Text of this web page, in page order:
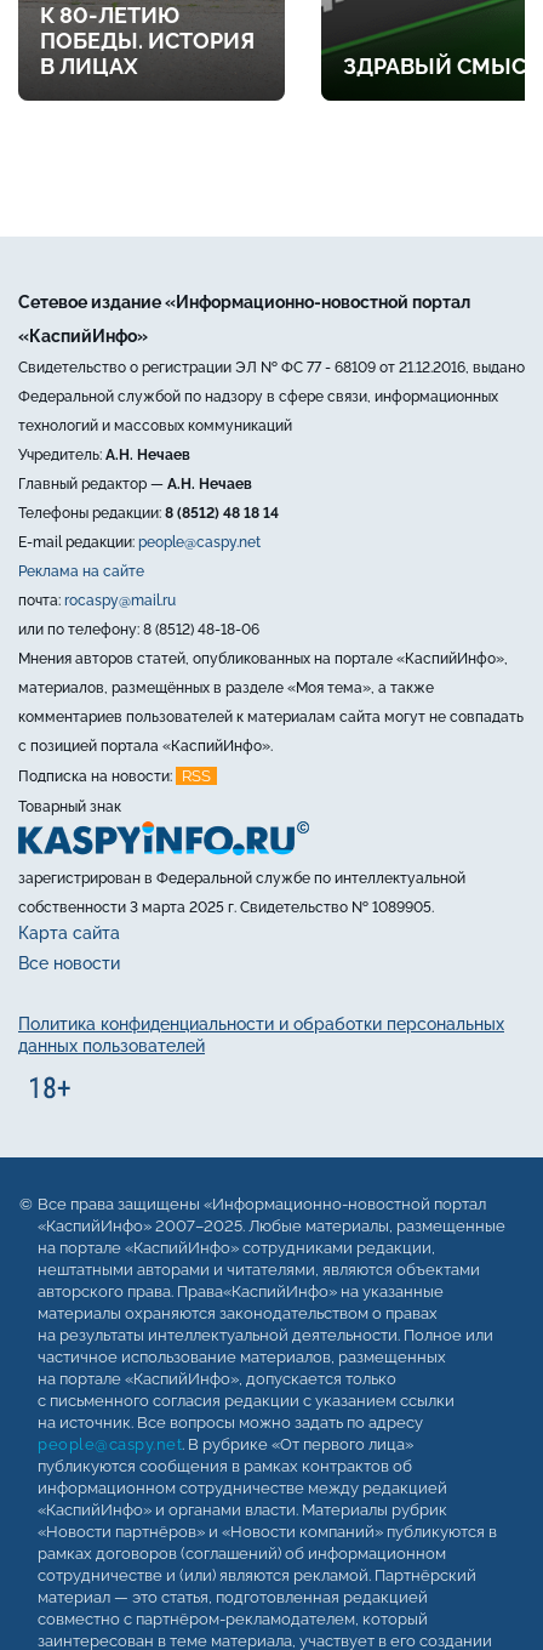
К 80-ЛЕТИЮ
ПОБЕДЫ. ИСТОРИЯ
В ЛИЦАХ
ЗДРАВЫЙ СМЫСЛ
Сетевое издание «Информационно-новостной портал
«КаспийИнфо»
Свидетельство о регистрации ЭЛ № ФС 77 - 68109 от 21.12.2016, выдано
Федеральной службой по надзору в сфере связи, информационных
технологий и массовых коммуникаций
Учредитель: А.Н. Нечаев
Главный редактор — А.Н. Нечаев
Телефоны редакции: 8 (8512) 48 18 14
E-mail редакции: people@caspy.net
Реклама на сайте
почта: rocaspy@mail.ru
или по телефону: 8 (8512) 48-18-06
Мнения авторов статей, опубликованных на портале «КаспийИнфо»,
материалов, размещённых в разделе «Моя тема», а также
комментариев пользователей к материалам сайта могут не совпадать
с позицией портала «КаспийИнфо».
Подписка на новости:
RSS
Товарный знак
зарегистрирован в Федеральной службе по интеллектуальной
собственности 3 марта 2025 г. Свидетельство № 1089905.
Карта сайта
Все новости
Политика конфиденциальности и обработки персональных
данных пользователей
Все права защищены «Информационно-новостной портал
«КаспийИнфо» 2007–2025. Любые материалы, размещенные
на портале «КаспийИнфо» сотрудниками редакции,
нештатными авторами и читателями, являются объектами
авторского права. Права«КаспийИнфо» на указанные
материалы охраняются законодательством о правах
на результаты интеллектуальной деятельности. Полное или
частичное использование материалов, размещенных
на портале «КаспийИнфо», допускается только
с письменного согласия редакции с указанием ссылки
на источник. Все вопросы можно задать по адресу
people@caspy.net. В рубрике «От первого лица»
публикуются сообщения в рамках контрактов об
информационном сотрудничестве между редакцией
«КаспийИнфо» и органами власти. Материалы рубрик
«Новости партнёров» и «Новости компаний» публикуются в
рамках договоров (соглашений) об информационном
сотрудничестве и (или) являются рекламой. Партнёрский
материал — это статья, подготовленная редакцией
совместно с партнёром-рекламодателем, который
заинтересован в теме материала, участвует в его создании